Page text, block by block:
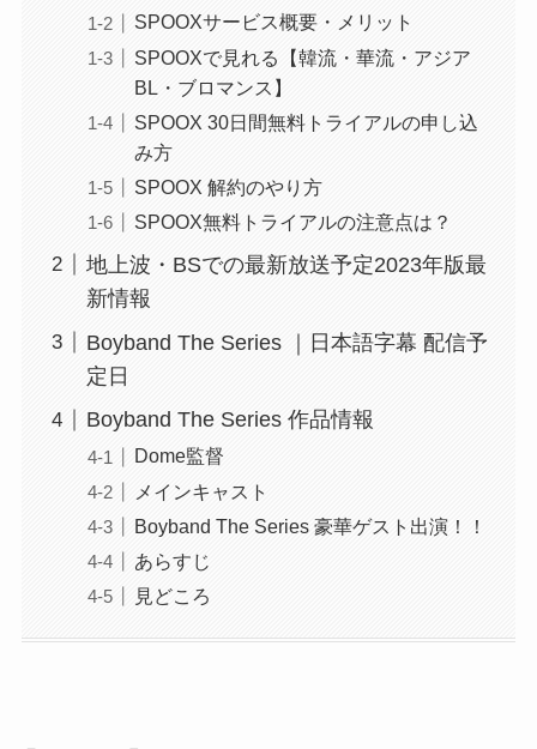
SPOOXサービス概要・メリット
SPOOXで見れる【韓流・華流・アジア
BL・ブロマンス】
SPOOX 30日間無料トライアルの申し込
み方
SPOOX 解約のやり方
SPOOX無料トライアルの注意点は？
地上波・BSでの最新放送予定2023年版最
新情報
Boyband The Series ｜日本語字幕 配信予
定日
Boyband The Series 作品情報
Dome監督
メインキャスト
Boyband The Series 豪華ゲスト出演！！
あらすじ
見どころ